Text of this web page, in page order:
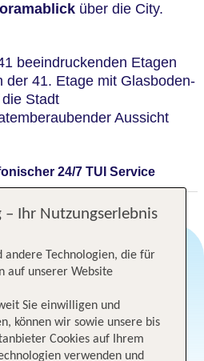
über die City.
beeindruckenden Etagen
der 41. Etage mit Glasboden-
Stadt
Aussicht
24/7 TUI Service
– Ihr Nutzungserlebnis
andere Technologien, die für
auf unserer Website
Sie einwilligen und
können wir sowie unsere bis
Cookies auf Ihrem
verwenden und